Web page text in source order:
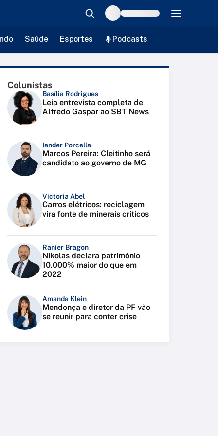
Saúde Esportes Podcasts
Colunistas
Basília Rodrigues
Leia entrevista completa de
Alfredo Gaspar ao SBT News
Iander Porcella
Marcos Pereira: Cleitinho será
candidato ao governo de MG
Victoria Abel
Carros elétricos: reciclagem
vira fonte de minerais críticos
Ranier Bragon
Nikolas declara patrimônio
10.000% maior do que em
2022
Amanda Klein
Mendonça e diretor da PF vão
se reunir para conter crise